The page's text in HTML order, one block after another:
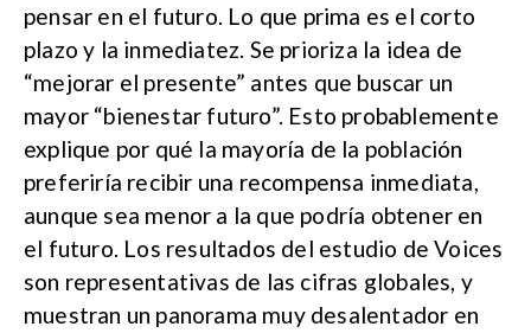
pensar en el futuro. Lo que prima es el corto
plazo y la inmediatez. Se prioriza la idea de
“mejorar el presente” antes que buscar un
mayor “bienestar futuro”. Esto probablemente
explique por qué la mayoría de la población
preferiría recibir una recompensa inmediata,
aunque sea menor a la que podría obtener en
el futuro. Los resultados del estudio de Voices
son representativas de las cifras globales, y
muestran un panorama muy desalentador en